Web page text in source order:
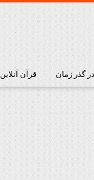
گذر زمان قرآن آنلاین